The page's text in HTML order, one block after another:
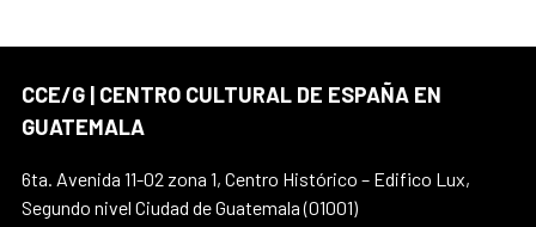
CCE/G | CENTRO CULTURAL DE ESPAÑA EN
GUATEMALA
6ta. Avenida 11-02 zona 1, Centro Histórico – Edifico Lux,
Segundo nivel Ciudad de Guatemala (01001)